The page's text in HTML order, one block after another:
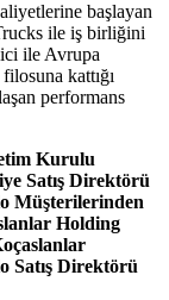
başlayan
ile iş birliğini
ile Avrupa
kattığı
performans
Kurulu
Satış Direktörü
Müşterilerinden
Holding
Satış Direktörü